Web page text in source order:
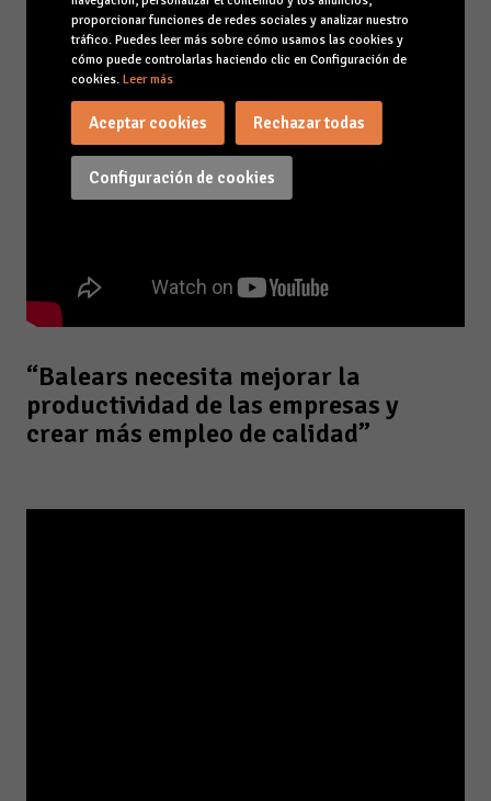
“Balears necesita mejorar la
productividad de las empresas y
crear más empleo de calidad”
proporcionar funciones de redes sociales y analizar nuestro
tráfico. Puedes leer más sobre cómo usamos las cookies y
cómo puede controlarlas haciendo clic en Configuración de
cookies. Leer más
Configuración de cookies
Aceptar cookies Rechazar todas